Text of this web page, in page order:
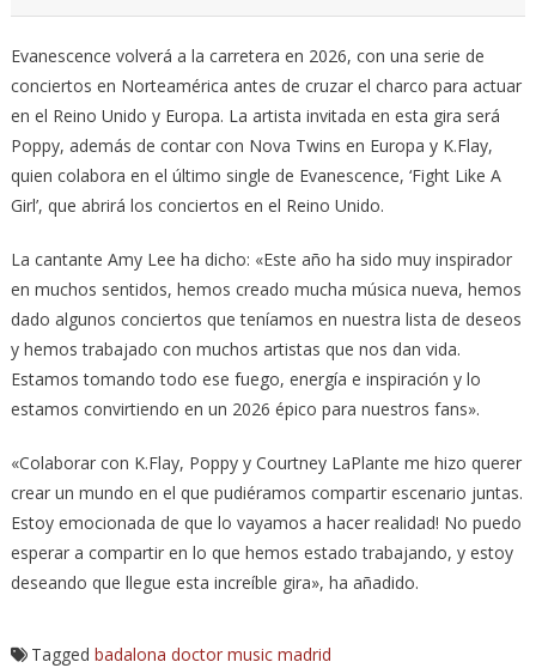
Evanescence volverá a la carretera en 2026, con una serie de
conciertos en Norteamérica antes de cruzar el charco para actuar
en el Reino Unido y Europa. La artista invitada en esta gira será
Poppy, además de contar con Nova Twins en Europa y K.Flay,
quien colabora en el último single de Evanescence, ‘Fight Like A
Girl’, que abrirá los conciertos en el Reino Unido.
La cantante Amy Lee ha dicho: «Este año ha sido muy inspirador
en muchos sentidos, hemos creado mucha música nueva, hemos
dado algunos conciertos que teníamos en nuestra lista de deseos
y hemos trabajado con muchos artistas que nos dan vida.
Estamos tomando todo ese fuego, energía e inspiración y lo
estamos convirtiendo en un 2026 épico para nuestros fans».
«Colaborar con K.Flay, Poppy y Courtney LaPlante me hizo querer
crear un mundo en el que pudiéramos compartir escenario juntas.
Estoy emocionada de que lo vayamos a hacer realidad! No puedo
esperar a compartir en lo que hemos estado trabajando, y estoy
deseando que llegue esta increíble gira», ha añadido.
Tagged badalona doctor music madrid